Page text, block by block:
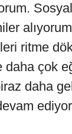
ritme
daha çok
daha